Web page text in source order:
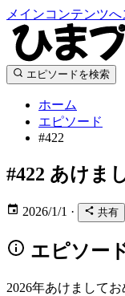
メインコンテンツ
エピソードを検索
ホーム
エピソード
#422
#422 あけま
2026/1/1 · 共有
エピソー
2026年あけまして